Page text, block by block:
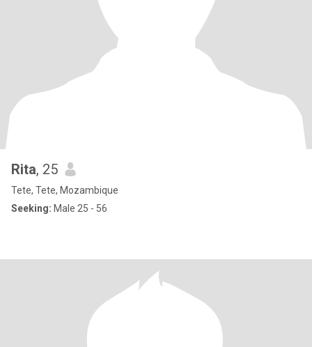
Rita, 25
Tete, Tete, Mozambique
Seeking: Male 25 - 56